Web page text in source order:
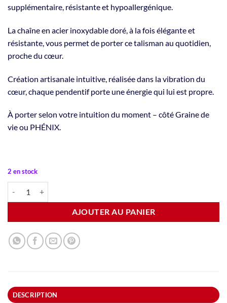
supplémentaire, résistante et hypoallergénique.
La chaîne en acier inoxydable doré, à la fois élégante et
résistante, vous permet de porter ce talisman au quotidien,
proche du cœur.
Création artisanale intuitive, réalisée dans la vibration du
cœur, chaque pendentif porte une énergie qui lui est propre.
À porter selon votre intuition du moment – côté Graine de
vie ou PHÉNIX.
2 en stock
AJOUTER AU PANIER
Alternative:
DESCRIPTION